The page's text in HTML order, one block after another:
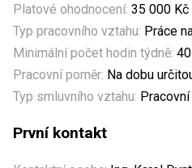
Platové ohodnocení: 35 000
Typ pracovního vztahu: Práce
Minimální počet hodin týdně: 40
Pracovní poměr: Na dobu
Typ smluvního vztahu:
První kontakt